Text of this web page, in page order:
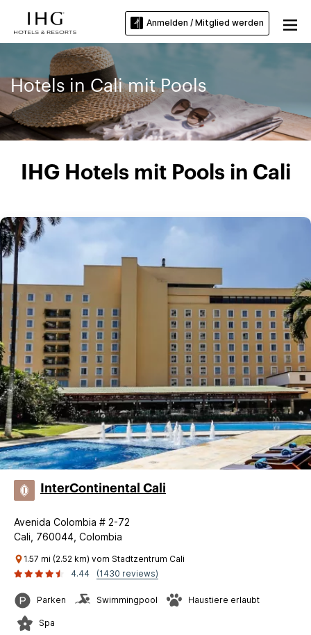
Anmelden / Mitglied werden
Hotels in Cali mit Pools
IHG Hotels mit Pools in Cali
InterContinental Cali
Avenida Colombia # 2-72
Cali, 760044, Colombia
1.57 mi (2.52 km) vom Stadtzentrum Cali
4.44
(1430 reviews)
Parken Swimmingpool Haustiere erlaubt
Spa